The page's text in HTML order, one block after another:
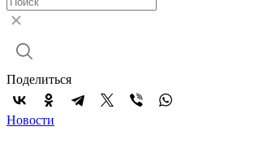
Поделиться
Новости